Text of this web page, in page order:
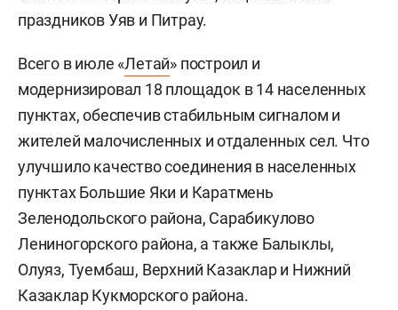
праздников Уяв и Питрау.
Всего в июле «Летай» построил и
модернизировал 18 площадок в 14 населенных
пунктах, обеспечив стабильным сигналом и
жителей малочисленных и отдаленных сел. Что
улучшило качество соединения в населенных
пунктах Большие Яки и Каратмень
Зеленодольского района, Сарабикулово
Лениногорского района, а также Балыклы,
Олуяз, Туембаш, Верхний Казаклар и Нижний
Казаклар Кукморского района.